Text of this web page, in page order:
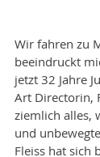
Wir fahren zu
beeindruckt
jetzt 32 Jahre
Art Directorin,
ziemlich alles,
und
Fleiss hat sich